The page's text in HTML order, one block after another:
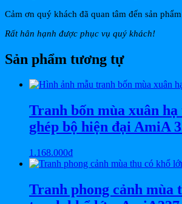
Cảm ơn quý khách đã quan tâm đến sản
Rất hân hạnh được phục vụ quý khách!
Sản phẩm tương tự
Tranh bốn mùa xuân hạ
ghép bộ hiện đại AmiA
1.168.000₫
Tranh phong cảnh mùa